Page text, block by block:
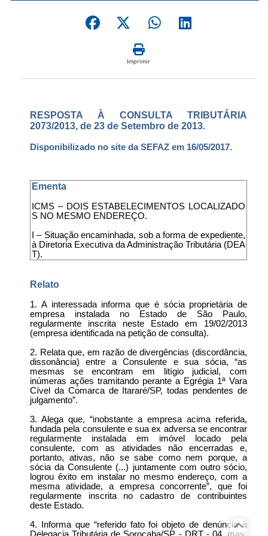
Imprimir
RESPOSTA À CONSULTA TRIBUTÁRIA
2073/2013, de 23 de Setembro de 2013.
Disponibilizado no site da SEFAZ em 16/05/2017.
Ementa
ICMS – DOIS ESTABELECIMENTOS LOCALIZADO
S NO MESMO ENDEREÇO.
I – Situação encaminhada, sob a forma de expediente,
à Diretoria Executiva da Administração Tributária (DEA
T).
Relato
1. A interessada informa que é sócia proprietária de
empresa instalada no Estado de São Paulo,
regularmente inscrita neste Estado em 19/02/2013
(empresa identificada na petição de consulta).
2. Relata que, em razão de divergências (discordância,
dissonância) entre a Consulente e sua sócia, “as
mesmas se encontram em litígio judicial, com
inúmeras ações tramitando perante a Egrégia 1ª Vara
Cível da Comarca de Itararé/SP, todas pendentes de
julgamento”.
3. Alega que, “inobstante a empresa acima referida,
fundada pela consulente e sua ex adversa se encontrar
regularmente instalada em imóvel locado pela
consulente, com as atividades não encerradas e,
portanto, ativas, não se sabe como nem porque, a
sócia da Consulente (...) juntamente com outro sócio,
logrou êxito em instalar no mesmo endereço, com a
mesma atividade, a empresa concorrente”, que foi
regularmente inscrita no cadastro de contribuintes
deste Estado.
4. Informa que “referido fato foi objeto de denúncia à